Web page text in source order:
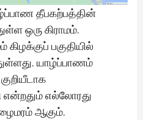
தீபகற்பத்தின்
ஒரு கிராமம்.
பகுதியில்
யாழ்ப்பாணம்
எல்லோரது
ஆகும்.